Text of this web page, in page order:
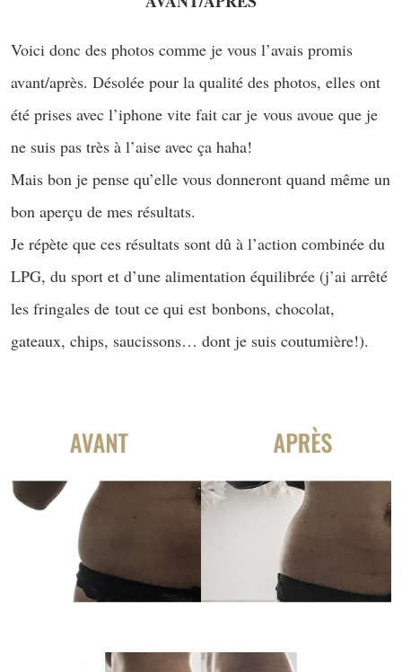
Voici donc des photos comme je vous l’avais promis
avant/après. Désolée pour la qualité des photos, elles ont
été prises avec l’iphone vite fait car je vous avoue que je
ne suis pas très à l’aise avec ça haha!
Mais bon je pense qu’elle vous donneront quand même un
bon aperçu de mes résultats.
Je répète que ces résultats sont dû à l’action combinée du
LPG, du sport et d’une alimentation équilibrée (j’ai arrêté
les fringales de tout ce qui est bonbons, chocolat,
gateaux, chips, saucissons… dont je suis coutumière!).